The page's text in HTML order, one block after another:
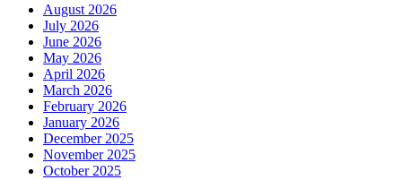
August 2026
July 2026
June 2026
May 2026
April 2026
March 2026
February 2026
January 2026
December 2025
November 2025
October 2025